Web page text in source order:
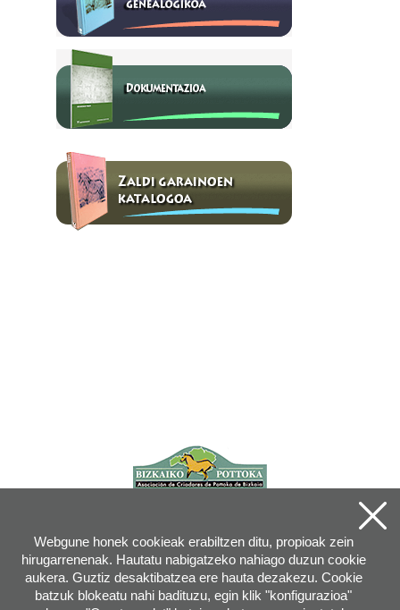
Webgune honek cookieak erabiltzen ditu, propioak zein
hirugarrenenak. Hautatu nabigatzeko nahiago duzun cookie
aukera. Guztiz desaktibatzea ere hauta dezakezu. Cookie
batzuk blokeatu nahi badituzu, egin klik "konfigurazioa"